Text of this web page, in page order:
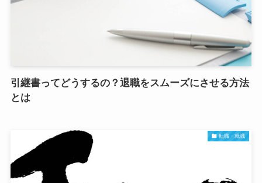
引継書ってどうするの？退職をスムーズにさせる方法
とは
転職・就職